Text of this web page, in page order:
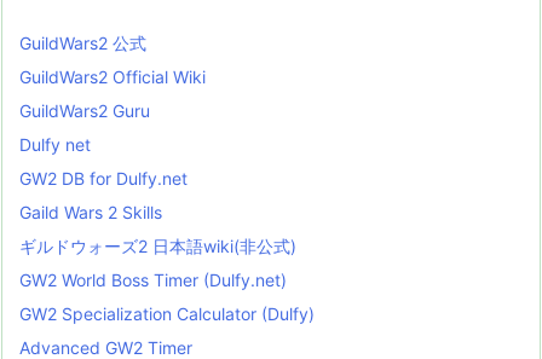
GuildWars2 公式
GuildWars2 Official Wiki
GuildWars2 Guru
Dulfy net
GW2 DB for Dulfy.net
Gaild Wars 2 Skills
ギルドウォーズ2 日本語wiki(非公式)
GW2 World Boss Timer (Dulfy.net)
GW2 Specialization Calculator (Dulfy)
Advanced GW2 Timer